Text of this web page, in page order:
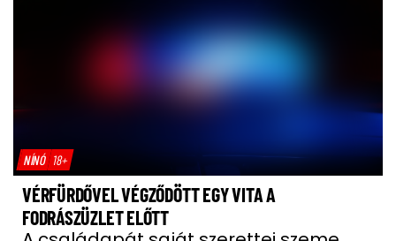
NÍNÓ 18+
VÉRFÜRDŐVEL VÉGZŐDÖTT EGY VITA A
FODRÁSZÜZLET ELŐTT